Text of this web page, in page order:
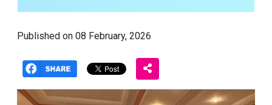
Published on 08 February, 2026